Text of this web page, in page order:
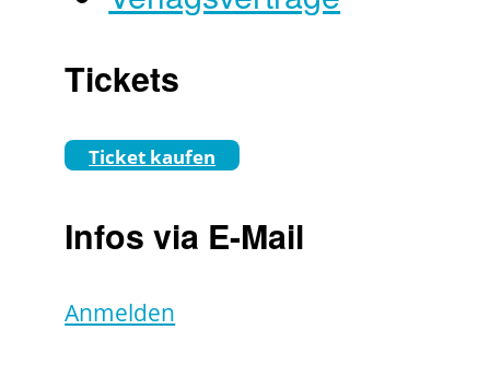
Tickets
Ticket kaufen
Infos via E-Mail
Anmelden